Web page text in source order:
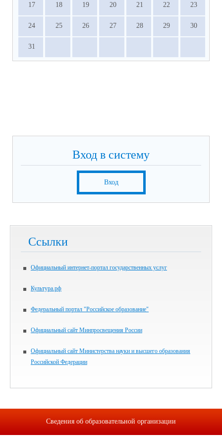
17 18 19 20 21 22 23
24 25 26 27 28 29 30
31
Вход в систему
Вход
Ссылки
Официальный интернет-портал государственных услуг
Культура.рф
Федеральный портал "Российское образование"
Официальный сайт Минпросвещения России
Официальный сайт Министерства науки и высшего образования
Российской Федерации
Сведения об образовательной организации